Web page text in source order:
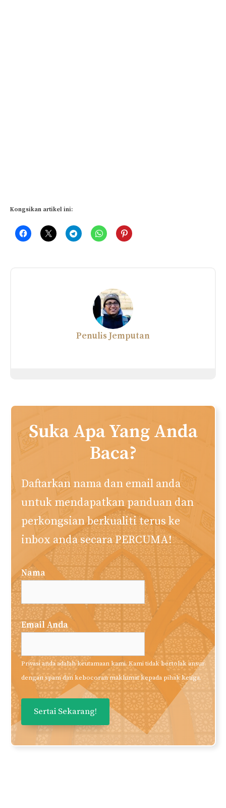
Kongsikan artikel ini:
Bagaimana sikap
judgmental dan suka
merosakkan kehidupan?
Penulis Jemputan
Suka Apa Yang Anda
Baca?
Daftarkan nama dan email anda